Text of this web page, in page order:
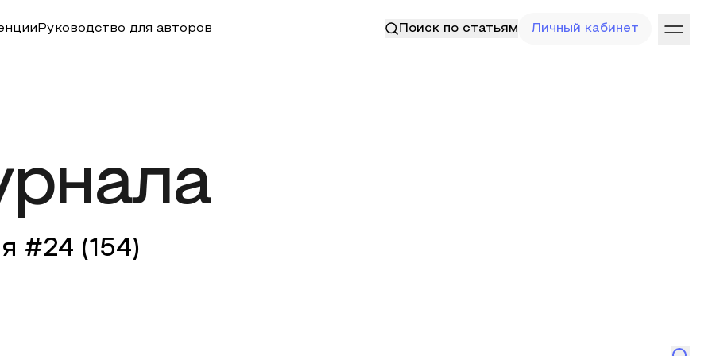
Руководство для авторов Поиск по статьям Личный кабинет
#24 (154)